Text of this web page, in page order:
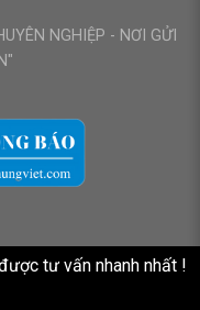
NGHIỆP - NƠI GỬI
tư vấn nhanh nhất !